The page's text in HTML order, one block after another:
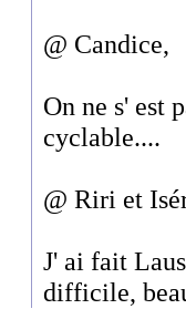
@ Candice,
On ne s' est
cyclable....
@ Riri et
J' ai fait
difficile,